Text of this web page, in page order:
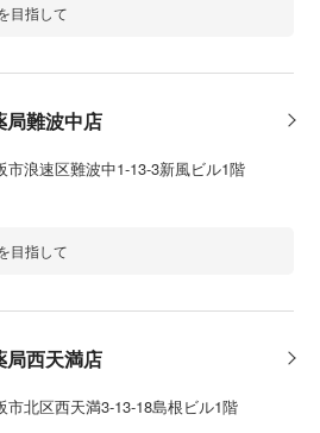
目指して
局難波中店
市浪速区難波中1-13-3新風ビル1階
目指して
局西天満店
市北区西天満3-13-18島根ビル1階